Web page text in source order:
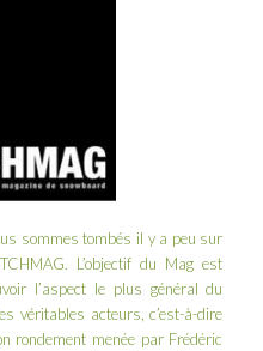
sommes tombés il y a peu sur
. L’objectif du Mag est
l’aspect le plus général du
véritables acteurs, c’est-à-dire
rondement menée par Frédéric